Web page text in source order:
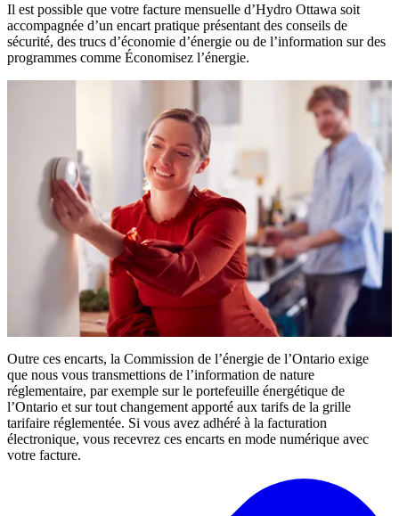
Il est possible que votre facture mensuelle d’Hydro Ottawa soit
accompagnée d’un encart pratique présentant des conseils de
sécurité, des trucs d’économie d’énergie ou de l’information sur des
programmes comme Économisez l’énergie.
Outre ces encarts, la Commission de l’énergie de l’Ontario exige
que nous vous transmettions de l’information de nature
réglementaire, par exemple sur le portefeuille énergétique de
l’Ontario et sur tout changement apporté aux tarifs de la grille
tarifaire réglementée. Si vous avez adhéré à la facturation
électronique, vous recevrez ces encarts en mode numérique avec
votre facture.